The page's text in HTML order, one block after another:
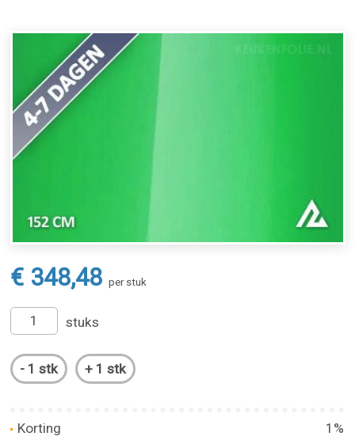
€ 348,48 per stuk
stuks
Korting
1%